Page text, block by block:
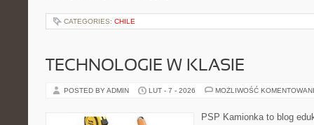
CATEGORIES: CHILE
TECHNOLOGIE W KLASIE
POSTED BY ADMIN LUT - 7 - 2026 MOŻLIWOŚĆ
PSP Kamionka to blog